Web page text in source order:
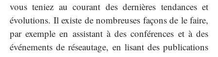
vous teniez au courant des dernières tendances et
évolutions. Il existe de nombreuses façons de le faire,
par exemple en assistant à des conférences et à des
événements de réseautage, en lisant des publications